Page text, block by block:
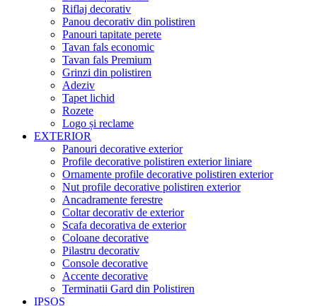
Riflaj decorativ
Panou decorativ din polistiren
Panouri tapitate perete
Tavan fals economic
Tavan fals Premium
Grinzi din polistiren
Adeziv
Tapet lichid
Rozete
Logo și reclame
EXTERIOR
Panouri decorative exterior
Profile decorative polistiren exterior liniare
Ornamente profile decorative polistiren exterior
Nut profile decorative polistiren exterior
Ancadramente ferestre
Coltar decorativ de exterior
Scafa decorativa de exterior
Coloane decorative
Pilastru decorativ
Console decorative
Accente decorative
Terminatii Gard din Polistiren
IPSOS